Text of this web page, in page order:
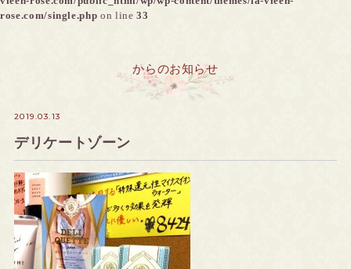
rose.com/single.php on line33
からのお知らせ
2019.03.13
デリケートゾーン